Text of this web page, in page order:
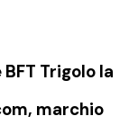
Trigolo la
marchio